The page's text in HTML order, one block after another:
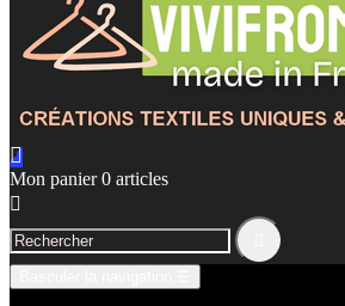

Mon panier 0 articles
